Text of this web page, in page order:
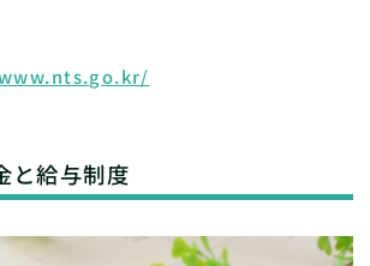
と給与制度